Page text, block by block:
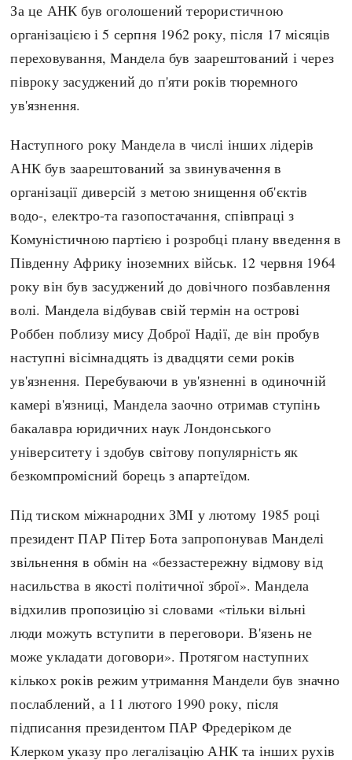
За це АНК був оголошений терористичною
організацією і 5 серпня 1962 року, після 17 місяців
переховування, Мандела був заарештований і через
півроку засуджений до п'яти років тюремного
ув'язнення.
Наступного року Мандела в числі інших лідерів
АНК був заарештований за звинувачення в
організації диверсій з метою знищення об'єктів
водо-, електро-та газопостачання, співпраці з
Комуністичною партією і розробці плану введення в
Південну Африку іноземних військ. 12 червня 1964
року він був засуджений до довічного позбавлення
волі. Мандела відбував свій термін на острові
Роббен поблизу мису Доброї Надії, де він пробув
наступні вісімнадцять із двадцяти семи років
ув'язнення. Перебуваючи в ув'язненні в одиночній
камері в'язниці, Мандела заочно отримав ступінь
бакалавра юридичних наук Лондонського
університету і здобув світову популярність як
безкомпромісний борець з апартеїдом.
Під тиском міжнародних ЗМІ у лютому 1985 році
президент ПАР Пітер Бота запропонував Манделі
звільнення в обмін на «беззастережну відмову від
насильства в якості політичної зброї». Мандела
відхилив пропозицію зі словами «тільки вільні
люди можуть вступити в переговори. В'язень не
може укладати договори». Протягом наступних
кількох років режим утримання Мандели був значно
послаблений, а 11 лютого 1990 року, після
підписання президентом ПАР Фредеріком де
Клерком указу про легалізацію АНК та інших рухів